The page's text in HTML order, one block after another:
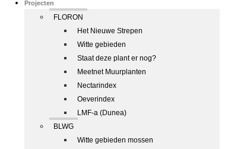
Projecten
FLORON
Het Nieuwe Strepen
Witte gebieden
Staat deze plant er nog?
Meetnet Muurplanten
Nectarindex
Oeverindex
LMF-a (Dunea)
BLWG
Witte gebieden mossen